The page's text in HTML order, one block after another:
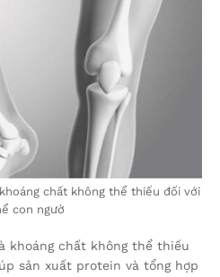
chất không thể thiếu đối với
con ngườ
khoáng chất không thể thiếu
sản xuất protein và tổng hợp